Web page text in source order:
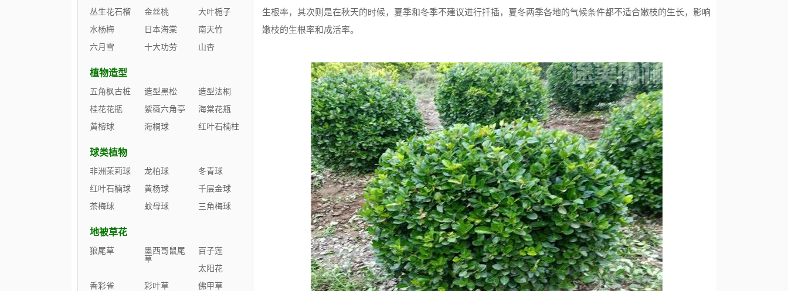
生根率，其次则是在秋天的时候，夏季和冬季不建议进行扦插，夏冬两季各地的气候条件都不适合嫩枝的生长，影响
嫩枝的生根率和成活率。
丛生花石榴 金丝桃
大叶栀子
水杨梅
日本海棠
南天竹
六月雪
十大功劳 山杏
植物造型
五角枫古桩 造型黑松
造型法桐
桂花花瓶
紫薇六角亭
海棠花瓶
黄榕球
海桐球 红叶石楠柱
球类植物
非洲茉莉球 龙柏球
冬青球
红叶石楠球
黄杨球
千层金球
茶梅球
蚊母球 三角梅球
地被草花
狼尾草
墨西哥鼠尾
草
百子莲
太阳花
香彩雀
彩叶草
佛甲草